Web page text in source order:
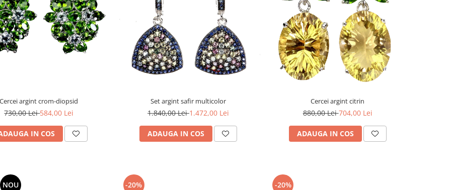
Cercei argint crom-diopsid
730,00 Lei584,00 Lei
IN COS
Set argint safir multicolor
1.840,00 Lei1.472,00 Lei
ADAUGA IN COS
Cercei argint citrin
880,00 Lei704,00 Lei
ADAUGA IN COS
NOU -20% -20%